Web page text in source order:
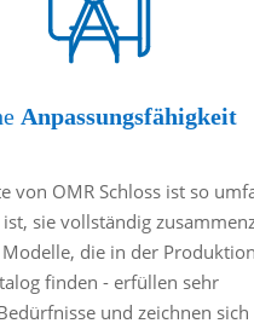
Anpassungsfähigkeit
von OMR Schloss ist so
sie vollständig
die in der
finden - erfüllen sehr
und zeichnen